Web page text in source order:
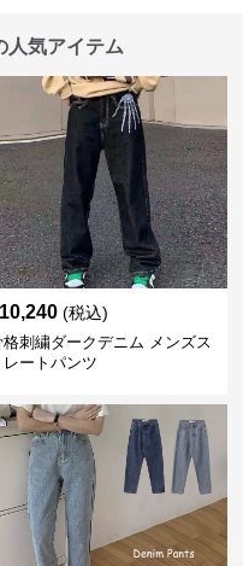
人気アイテム
(税込)
格刺繍ダークデニム メンズス
レートパンツ